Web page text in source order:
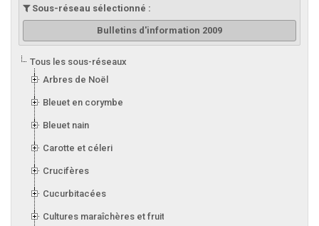
Sous-réseau sélectionné :
Bulletins d'information 2009
Tous les sous-réseaux
Arbres de Noël
Bleuet en corymbe
Bleuet nain
Carotte et céleri
Crucifères
Cucurbitacées
Cultures maraîchères et fruitières en serre